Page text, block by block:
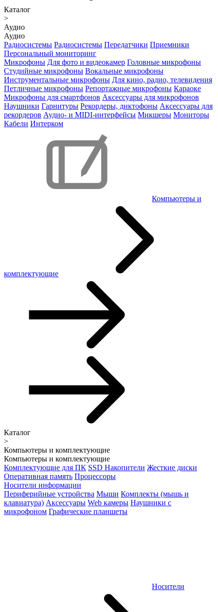
Каталог
>
Аудио
Аудио
Радиосистемы Радиосистемы Передатчики Приемники
Персональный мониторинг
Микрофоны Для фото и видеокамер Головные микрофоны
Студийные микрофоны Вокальные микрофоны
Инструментальные микрофоны Для кино, радио, телевидения
Петличные микрофоны Репортажные микрофоны Караоке
Микрофоны для смартфонов Аксессуары для микрофонов
Наушники Гарнитуры Рекордеры, диктофоны Аксессуары для
рекордеров Аудио- и MIDI-интерфейсы Микшеры Мониторы
Кабели Интерком
Компьютеры и
комплектующие
Каталог
>
Компьютеры и комплектующие
Компьютеры и комплектующие
Комплектующие для ПК SSD Накопители Жесткие диски
Оперативная память Процессоры
Носители информации
Периферийные устройства Мыши Комплекты (мышь и
клавиатура) Аксессуары Web камеры Наушники с
микрофоном Графические планшеты
Носители